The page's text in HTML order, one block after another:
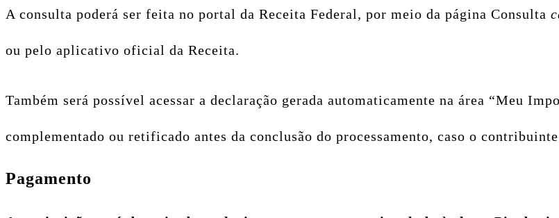
A consulta poderá ser feita no portal da Receita Federal, por meio da página Consulta
ou pelo aplicativo oficial da Receita.
Também será possível acessar a declaração gerada automaticamente na área “Meu
complementado ou retificado antes da conclusão do processamento, caso o
Pagamento